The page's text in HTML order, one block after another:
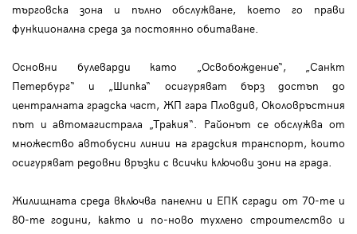
търговска зона и пълно обслужване, което го прави
функционална среда за постоянно обитаване.
Основни булеварди като „Освобождение“, „Санкт
Петербург“ и „Шипка“ осигуряват бърз достъп до
централната градска част, ЖП гара Пловдив, Околовръстния
път и автомагистрала „Тракия“. Районът се обслужва от
множество автобусни линии на градския транспорт, които
осигуряват редовни връзки с всички ключови зони на града.
Жилищната среда включва панелни и ЕПК сгради от 70-те и
80-те години, както и по-ново тухлено строителство и